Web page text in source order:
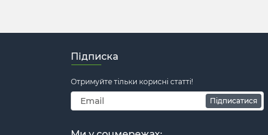
Підписка
Отримуйте тільки корисні статті!
Підписатися